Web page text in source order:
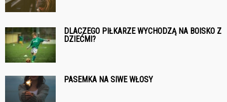
DLACZEGO PIŁKARZE WYCHODZĄ NA BOISKO Z
DZIEĆMI?
PASEMKA NA SIWE WŁOSY